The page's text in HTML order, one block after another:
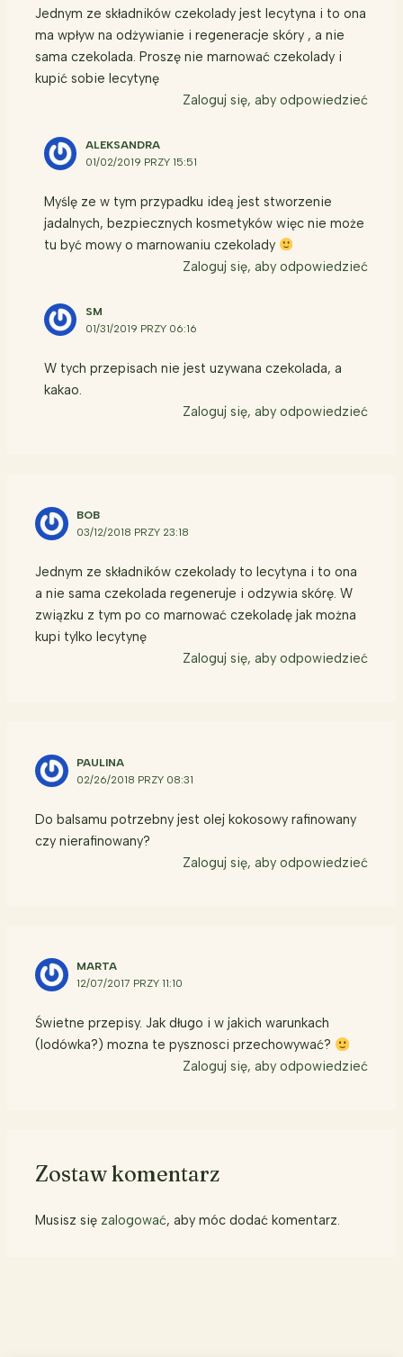
Jednym ze składników czekolady jest lecytyna i to ona
ma wpływ na odżywianie i regeneracje skóry , a nie
sama czekolada. Proszę nie marnować czekolady i
kupić sobie lecytynę
Zaloguj się, aby odpowiedzieć
ALEKSANDRA
01/02/2019 PRZY 15:51
Myślę ze w tym przypadku ideą jest stworzenie
jadalnych, bezpiecznych kosmetyków więc nie może
tu być mowy o marnowaniu czekolady
Zaloguj się, aby odpowiedzieć
SM
01/31/2019 PRZY 06:16
W tych przepisach nie jest uzywana czekolada, a
kakao.
Zaloguj się, aby odpowiedzieć
BOB
03/12/2018 PRZY 23:18
Jednym ze składników czekolady to lecytyna i to ona
a nie sama czekolada regeneruje i odzywia skórę. W
związku z tym po co marnować czekoladę jak można
kupi tylko lecytynę
Zaloguj się, aby odpowiedzieć
PAULINA
02/26/2018 PRZY 08:31
Do balsamu potrzebny jest olej kokosowy rafinowany
czy nierafinowany?
Zaloguj się, aby odpowiedzieć
MARTA
12/07/2017 PRZY 11:10
Świetne przepisy. Jak długo i w jakich warunkach
(lodówka?) mozna te pysznosci przechowywać?
Zaloguj się, aby odpowiedzieć
Zostaw komentarz
Musisz się zalogować, aby móc dodać komentarz.